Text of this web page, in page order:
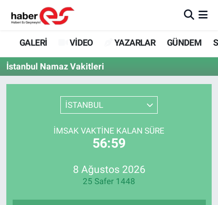
GALERİ VİDEO YAZARLAR GÜNDEM
İstanbul Namaz Vakitleri
İSTANBUL
İMSAK VAKTINE KALAN SÜRE
56:59
8 Ağustos 2026
25 Safer 1448
GALERİ
VİDEO
YAZARLAR
GÜNDEM
SİYASET
Eskişehir Nöbetçi Eczaneler
Eskişehir Hava Durumu
Eskişehir Trafik Yoğunluk Haritası
Süper Lig Puan Durumu ve Fikstür
Tüm Manşetler